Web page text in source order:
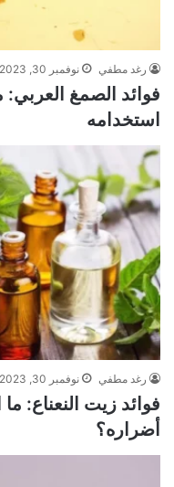
رغد مطفي نوفمبر 30, 2023
فوائد الصمغ العربي:
استخدامه
رغد مطفي نوفمبر 30, 2023
فوائد زيت النعناع:
أضراره؟